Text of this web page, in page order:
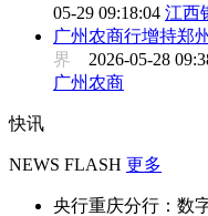
05-29 09:18:04 江西
广州农商行增持郑
界 2026-05-28
广州农商
快讯
NEWS FLASH 更多
央行重庆分行：数